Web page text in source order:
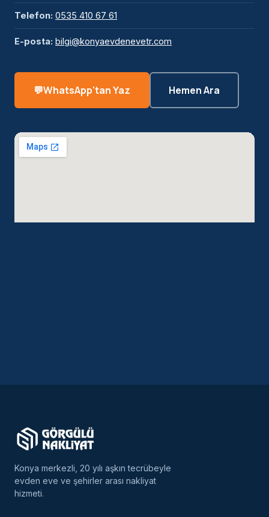
Telefon: 0535 410 67 61
E-posta: bilgi@konyaevdenevetr.com
WhatsApp'tan Yaz Hemen Ara
Konya merkezli, 20 yılı aşkın tecrübeyle
evden eve ve şehirler arası nakliyat
hizmeti.